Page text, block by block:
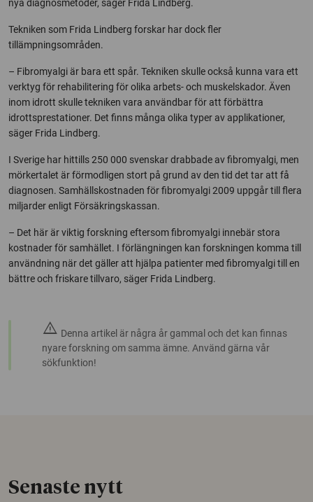
nya diagnosmetoder, säger Frida Lindberg.
Tekniken som Frida Lindberg forskar har dock fler
tillämpningsområden.
– Fibromyalgi är bara ett spår. Tekniken skulle också kunna vara ett
verktyg för rehabilitering för olika arbets- och muskelskador. Även
inom idrott skulle tekniken vara användbar för att förbättra
idrottsprestationer. Det finns många olika typer av applikationer,
säger Frida Lindberg.
I Sverige har hittills 250 000 svenskar drabbade av fibromyalgi, men
mörkertalet är förmodligen stort på grund av den tid det tar att få
diagnosen. Samhällskostnaden för fibromyalgi 2009 uppgår till flera
miljarder enligt Försäkringskassan.
– Det här är viktig forskning eftersom fibromyalgi innebär stora
kostnader för samhället. I förlängningen kan forskningen komma till
användning när det gäller att hjälpa patienter med fibromyalgi till en
bättre och friskare tillvaro, säger Frida Lindberg.
warning Denna artikel är några år gammal och det kan finnas
nyare forskning om samma ämne. Använd gärna vår
sökfunktion!
Senaste nytt